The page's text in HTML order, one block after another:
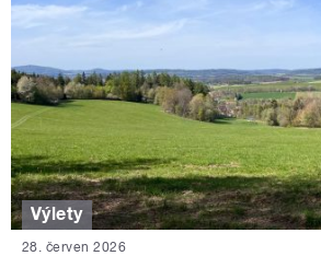
Výlety
28. červen 2026